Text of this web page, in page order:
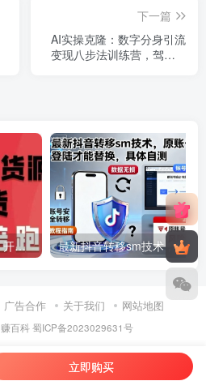
下一篇
AI实操克隆：数字分身引流
变现八步法训练营，驾驭AI
小红书无货源0粉电商课，开店准备、选品策略、笔记撰写、视频剪辑、数据分析、账号打造、资料文档(更新26年2月)
广告合作 关于我们 网站地图
赚百科蜀ICP备2023029631号
立即购买